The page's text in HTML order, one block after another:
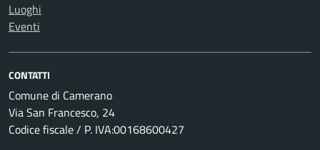
Luoghi
Eventi
CONTATTI
Comune di Camerano
Via San Francesco, 24
Codice fiscale / P. IVA:00168600427